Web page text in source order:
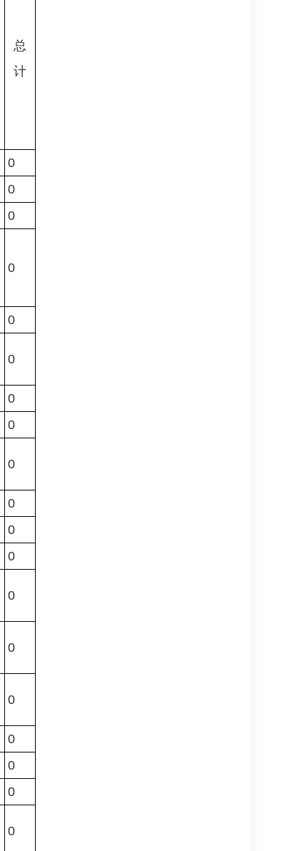
总
计
0
0
0
0
0
0
0
0
0
0
0
0
0
0
0
0
0
0
0